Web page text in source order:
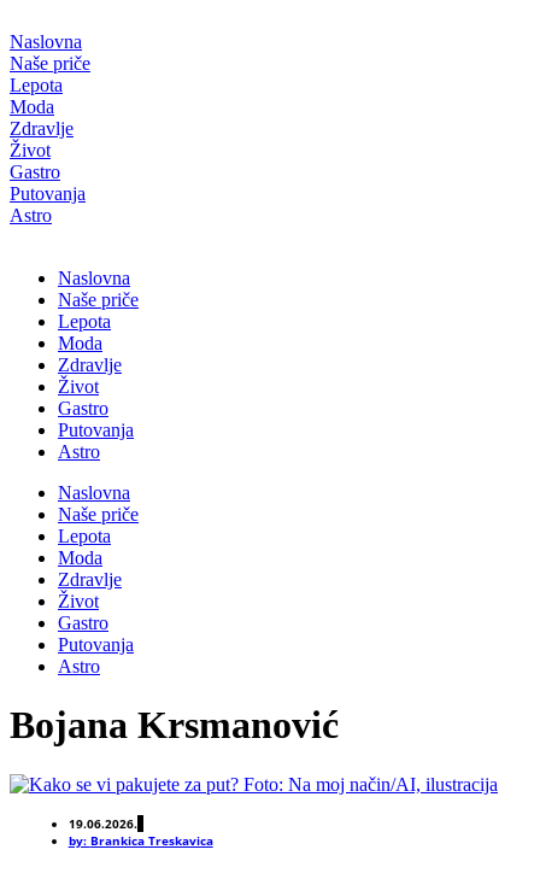
на
садржај
Naslovna
Naše priče
Lepota
Moda
Zdravlje
Život
Gastro
Putovanja
Astro
Naslovna
Naše priče
Lepota
Moda
Zdravlje
Život
Gastro
Putovanja
Astro
Naslovna
Naše priče
Lepota
Moda
Zdravlje
Život
Gastro
Putovanja
Astro
Bojana Krsmanović
19.06.2026.
by: Brankica Treskavica